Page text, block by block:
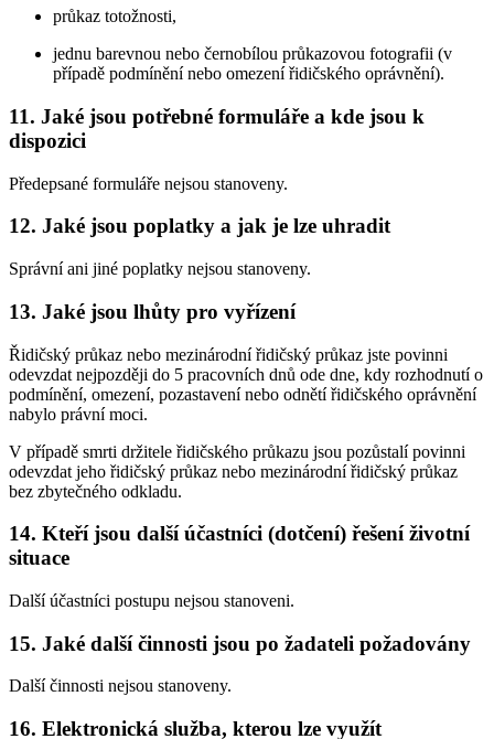
průkaz totožnosti,
jednu barevnou nebo černobílou průkazovou fotografii (v
případě podmínění nebo omezení řidičského oprávnění).
11. Jaké jsou potřebné formuláře a kde jsou k
dispozici
Předepsané formuláře nejsou stanoveny.
12. Jaké jsou poplatky a jak je lze uhradit
Správní ani jiné poplatky nejsou stanoveny.
13. Jaké jsou lhůty pro vyřízení
Řidičský průkaz nebo mezinárodní řidičský průkaz jste povinni
odevzdat nejpozději do 5 pracovních dnů ode dne, kdy rozhodnutí o
podmínění, omezení, pozastavení nebo odnětí řidičského oprávnění
nabylo právní moci.
V případě smrti držitele řidičského průkazu jsou pozůstalí povinni
odevzdat jeho řidičský průkaz nebo mezinárodní řidičský průkaz
bez zbytečného odkladu.
14. Kteří jsou další účastníci (dotčení) řešení životní
situace
Další účastníci postupu nejsou stanoveni.
15. Jaké další činnosti jsou po žadateli požadovány
Další činnosti nejsou stanoveny.
16. Elektronická služba, kterou lze využít